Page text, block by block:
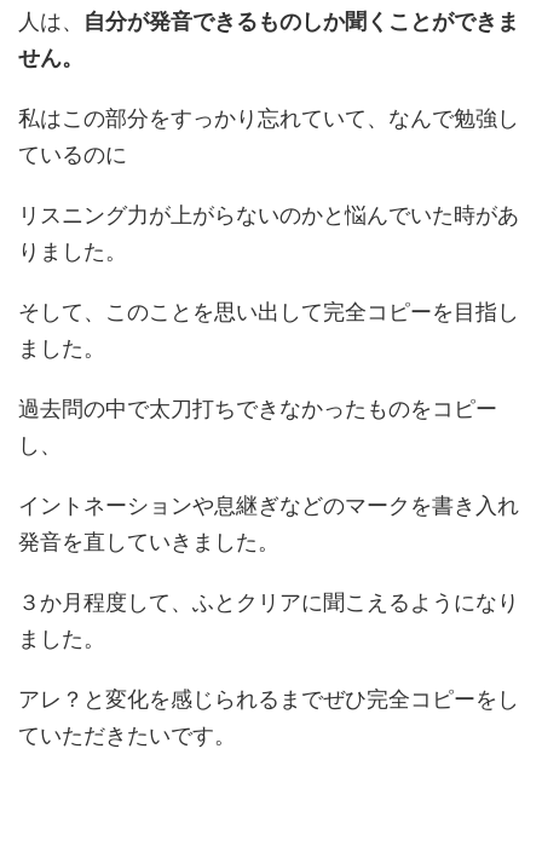
人は、 自分が発音できるものしか聞くことができま
せん。
私はこの部分をすっかり忘れていて、なんで勉強し
ているのに
リスニング力が上がらないのかと悩んでいた時があ
りました。
そして、このことを思い出して完全コピーを目指し
ました。
過去問の中で太刀打ちできなかったものをコピー
し、
イントネーションや息継ぎなどのマークを書き入れ
発音を直していきました。
３か月程度して、ふとクリアに聞こえるようになり
ました。
アレ？と変化を感じられるまでぜひ完全コピーをし
ていただきたいです。